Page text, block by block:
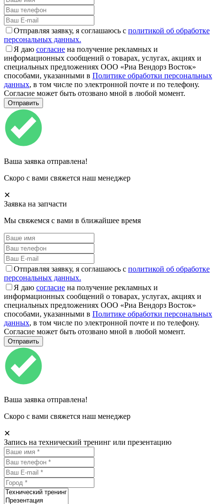
Отправляя заявку, я соглашаюсь с политикой об обработке
персональных данных.
Я даю согласие на получение рекламных и
информационных сообщений о товарах, услугах, акциях и
специальных предложениях ООО «Риа Вендорз Восток»
способами, указанными в Политике обработки персональных
данных, в том числе по электронной почте и по телефону.
Согласие может быть отозвано мной в любой момент.
Ваша заявка отправлена!
Скоро с вами свяжется наш менеджер
✕
Заявка на запчасти
Мы свяжемся с вами в ближайшее время
Отправляя заявку, я соглашаюсь с политикой об обработке
персональных данных.
Я даю согласие на получение рекламных и
информационных сообщений о товарах, услугах, акциях и
специальных предложениях ООО «Риа Вендорз Восток»
способами, указанными в Политике обработки персональных
данных, в том числе по электронной почте и по телефону.
Согласие может быть отозвано мной в любой момент.
Ваша заявка отправлена!
Скоро с вами свяжется наш менеджер
✕
Запись на технический тренинг или презентацию